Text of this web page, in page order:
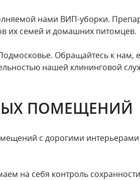
нами ВИП-уборки.
их семей и домашних питомцев.
Обращайтесь к нам,
нашей клининговой
ПОМЕЩЕНИЙ
с дорогими
на себя контроль